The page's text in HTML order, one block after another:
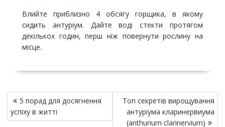
Влийте приблизно 4 обсягу горщика, в якому
сидить антуріум. Дайте воді стекти протягом
декількох годин, перш ніж повернути рослину на
місце.
Н
а
5 порад для досягнення
успіху в житті
Топ секретів вирощування
антуріума кларинервиума
(anthurium clarinervium)